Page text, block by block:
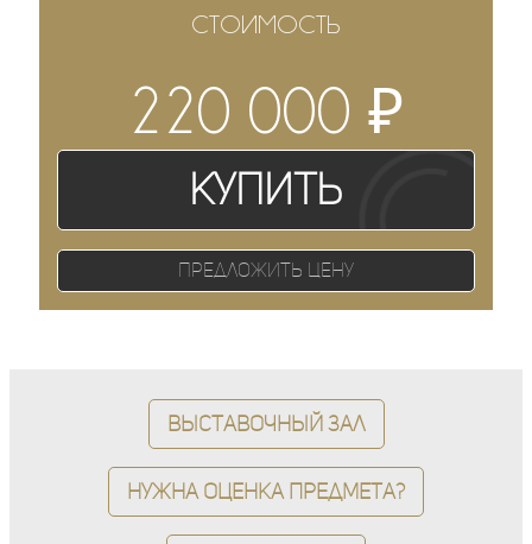
СТОИМОСТЬ
220 000 ₽
Купить
Предложить цену
Выставочный зал
Нужна оценка предмета?